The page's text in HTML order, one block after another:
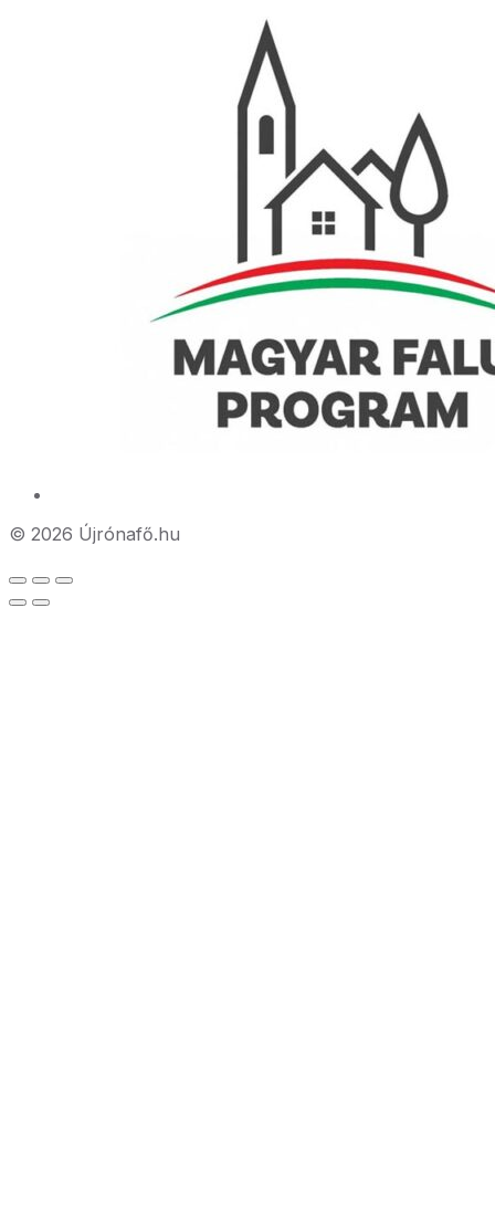
© 2026 Újrónafő.hu